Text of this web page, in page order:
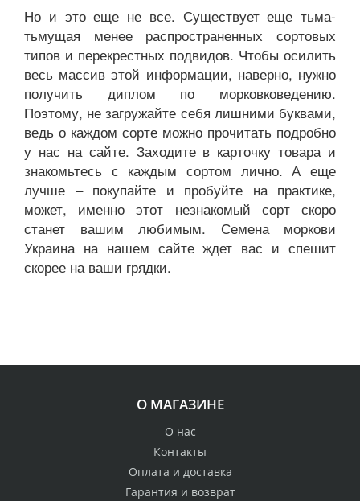
Но и это еще не все. Существует еще тьма-
тьмущая менее распространенных сортовых
типов и перекрестных подвидов. Чтобы осилить
весь массив этой информации, наверно, нужно
получить диплом по морковковедению.
Поэтому, не загружайте себя лишними буквами,
ведь о каждом сорте можно прочитать подробно
у нас на сайте. Заходите в карточку товара и
знакомьтесь с каждым сортом лично. А еще
лучше – покупайте и пробуйте на практике,
может, именно этот незнакомый сорт скоро
станет вашим любимым. Семена моркови
Украина на нашем сайте ждет вас и спешит
скорее на ваши грядки.
О МАГАЗИНЕ
О нас
Контакты
Оплата и доставка
Гарантия и возврат